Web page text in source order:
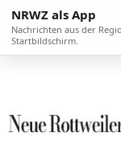
NRWZ als App
Nachrichten aus der
Startbildschirm.